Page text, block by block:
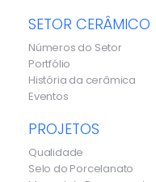
SETOR CERÂMICO
Números do Setor
Portfólio
História da cerâmica
Eventos
PROJETOS
Qualidade
Selo do Porcelanato